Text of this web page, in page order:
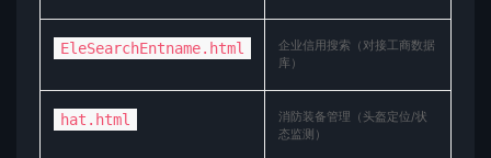
EleSearchEntname.html
企业信用搜索（对接工商数据
库）
hat.html
消防装备管理（头盔定位/状
态监测）